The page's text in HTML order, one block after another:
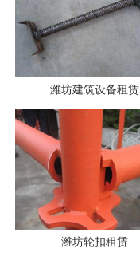
潍坊建筑设备租赁
潍坊轮扣租赁